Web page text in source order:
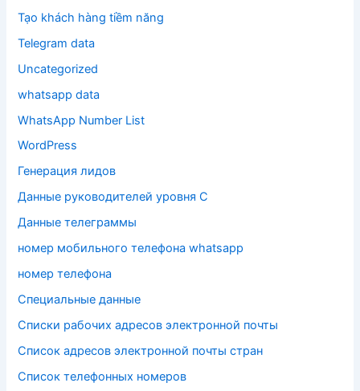
Tạo khách hàng tiềm năng
Telegram data
Uncategorized
whatsapp data
WhatsApp Number List
WordPress
Генерация лидов
Данные руководителей уровня C
Данные телеграммы
номер мобильного телефона whatsapp
номер телефона
Специальные данные
Списки рабочих адресов электронной почты
Список адресов электронной почты стран
Список телефонных номеров